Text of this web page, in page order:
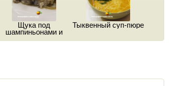
Щука под
шампиньонами и
Тыквенный суп-пюре